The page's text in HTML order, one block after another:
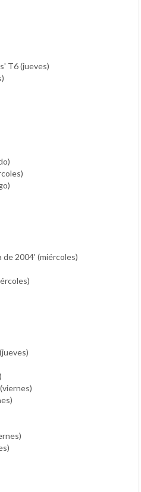
T6 (jueves)
de 2004' (miércoles)